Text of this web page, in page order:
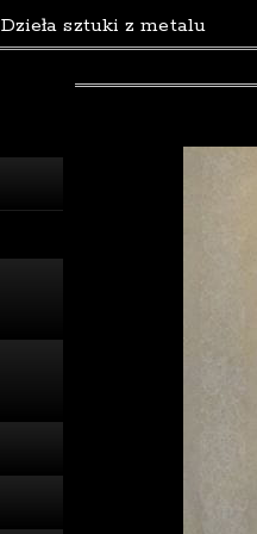
Dzieła sztuki z metalu